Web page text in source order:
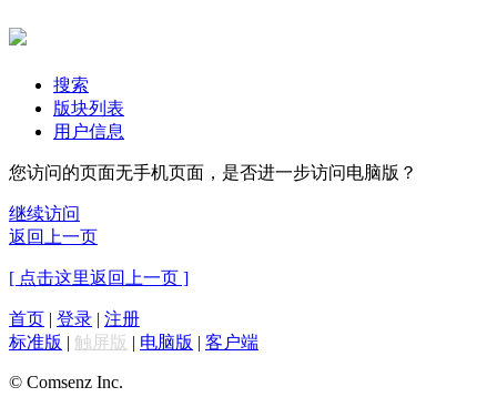
搜索
版块列表
用户信息
您访问的页面无手机页面，是否进一步访问电脑版？
继续访问
返回上一页
[ 点击这里返回上一页 ]
首页 | 登录 | 注册
标准版 | 触屏版 | 电脑版 | 客户端
© Comsenz Inc.